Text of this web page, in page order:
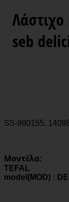
seb
SS-980155,
Μοντέλα:
TEFAL
model(MOD) :